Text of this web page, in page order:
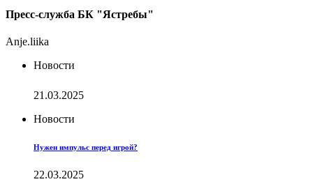
Пресс-служба БК "Ястребы"
Anje.liika
Новости
21.03.2025
Новости
Нужен импульс перед игрой?
22.03.2025